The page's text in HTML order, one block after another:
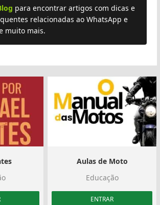
para encontrar artigos com dicas e
relacionadas ao WhatsApp e
muito mais.
Aulas de Moto
Educação
ENTRAR